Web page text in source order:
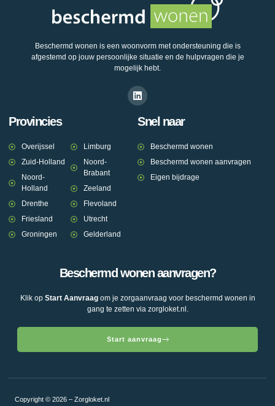
Beschermd wonen is een woonvorm met ondersteuning die is
afgestemd op jouw persoonlijke situatie en de hulpvragen die je
mogelijk hebt.
Provincies
Overijssel
Zuid-Holland
Noord-
Holland
Drenthe
Friesland
Groningen
Limburg
Noord-
Brabant
Zeeland
Flevoland
Utrecht
Gelderland
Snel naar
Beschermd wonen
Beschermd wonen aanvragen
Eigen bijdrage
Beschermd wonen aanvragen?
Klik op Start Aanvraagom je zorgaanvraag voor beschermd wonen in
gang te zetten via zorgloket.nl.
Start aanvraag
Copyright © 2026 – Zorgloket.nl